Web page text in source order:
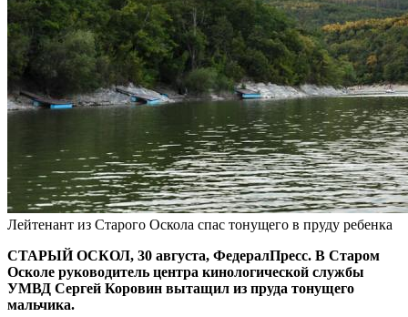
Лейтенант из Старого Оскола спас тонущего в пруду ребенка
СТАРЫЙ ОСКОЛ, 30 августа, ФедералПресс. В Старом
Осколе руководитель центра кинологической службы
УМВД Сергей Коровин вытащил из пруда тонущего
мальчика.